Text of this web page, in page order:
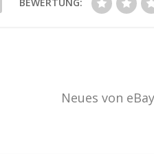
BEWERTUNG:
Neues von